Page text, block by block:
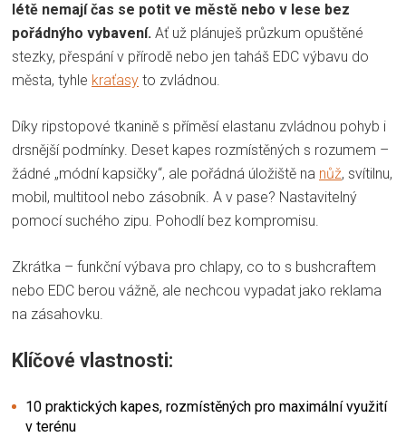
létě nemají čas se potit ve městě nebo v lese bez
pořádnýho vybavení. Ať už plánuješ průzkum opuštěné
stezky, přespání v přírodě nebo jen taháš EDC výbavu do
města, tyhle kraťasy to zvládnou.
Díky ripstopové tkanině s příměsí elastanu zvládnou pohyb i
drsnější podmínky. Deset kapes rozmístěných s rozumem –
žádné „módní kapsičky“, ale pořádná úložiště na nůž, svítilnu,
mobil, multitool nebo zásobník. A v pase? Nastavitelný
pomocí suchého zipu. Pohodlí bez kompromisu.
Zkrátka – funkční výbava pro chlapy, co to s bushcraftem
nebo EDC berou vážně, ale nechcou vypadat jako reklama
na zásahovku.
Klíčové vlastnosti:
10 praktických kapes, rozmístěných pro maximální využití
v terénu